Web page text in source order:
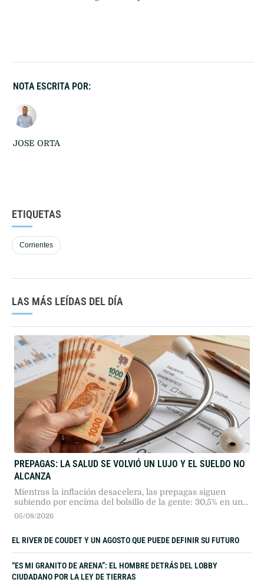
NOTA ESCRITA POR:
JOSE ORTA
ETIQUETAS
Corrientes
LAS MÁS LEÍDAS DEL DÍA
PREPAGAS: LA SALUD SE VOLVIÓ UN LUJO Y EL SUELDO NO
ALCANZA
Mientras la inflación desacelera, las prepagas siguen
subiendo por encima del bolsillo de la gente: 30,5% en un
año. Omint y Galeno lideran las subas más agresivas mes
cuota mensual.
05/08/2026
EL RIVER DE COUDET Y UN AGOSTO QUE PUEDE DEFINIR SU FUTURO
“ES MI GRANITO DE ARENA”: EL HOMBRE DETRÁS DEL LOBBY
CIUDADANO POR LA LEY DE TIERRAS